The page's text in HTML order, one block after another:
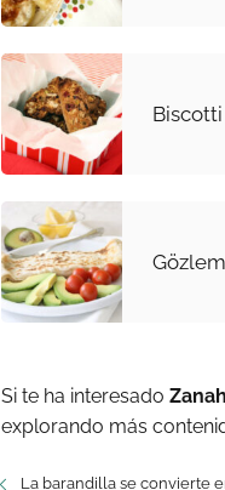
Si te ha interesado
explorando más
La barandilla se convierte